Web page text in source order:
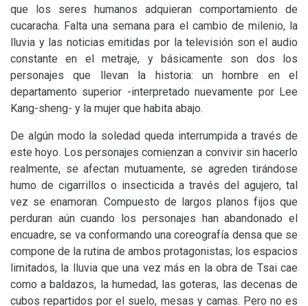
que los seres humanos adquieran comportamiento de
cucaracha. Falta una semana para el cambio de milenio, la
lluvia y las noticias emitidas por la televisión son el audio
constante en el metraje, y básicamente son dos los
personajes que llevan la historia: un hombre en el
departamento superior -interpretado nuevamente por Lee
Kang-sheng- y la mujer que habita abajo.
De algún modo la soledad queda interrumpida a través de
este hoyo. Los personajes comienzan a convivir sin hacerlo
realmente, se afectan mutuamente, se agreden tirándose
humo de cigarrillos o insecticida a través del agujero, tal
vez se enamoran. Compuesto de largos planos fijos que
perduran aún cuando los personajes han abandonado el
encuadre, se va conformando una coreografía densa que se
compone de la rutina de ambos protagonistas; los espacios
limitados, la lluvia que una vez más en la obra de Tsai cae
como a baldazos, la humedad, las goteras, las decenas de
cubos repartidos por el suelo, mesas y camas. Pero no es